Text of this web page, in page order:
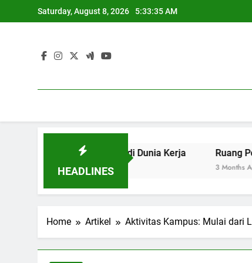
to
Saturday, August 8, 2026 5:33:36 AM
HEADLINES
Berdaya Saing di Dunia Kerja Ruang Pengadilan:
Home Artikel Aktivitas Kampus: Mulai dari